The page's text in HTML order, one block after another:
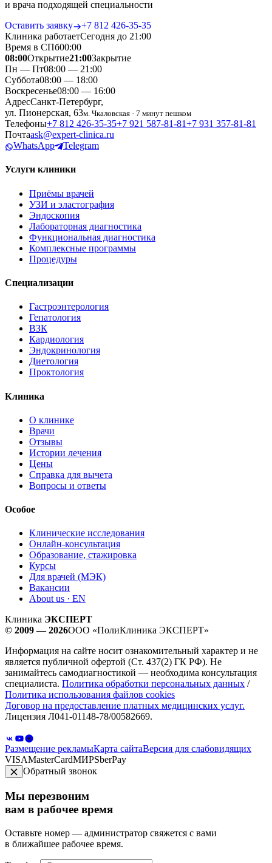
и врача подходящей специальности
Оставить заявку
+7 812 426‑35‑35
Клиника работаетСегодня до 21:00
Время в СПб00:00
08:00Открытие21:00Закрытие
Пн — Пт08:00 — 21:00
Суббота08:00 — 18:00
Воскресенье08:00 — 16:00
АдресСанкт-Петербург,
ул. Пионерская, 63м. Чкаловская · 7 минут пешком
Телефоны+7 812 426‑35‑35+7 921 587‑81‑81+7 931 357‑81‑81
Почтаask@expert-clinica.ru
WhatsApp
Telegram
Услуги клиники
Приёмы врачей
УЗИ и эластография
Эндоскопия
Лабораторная диагностика
Функциональная диагностика
Комплексные программы
Процедуры
Специализации
Гастроэнтерология
Гепатология
ВЗК
Кардиология
Эндокринология
Диетология
Проктология
Клиника
О клинике
Врачи
Отзывы
Истории лечения
Цены
Справка для вычета
Вопросы и ответы
Особое
Клинические исследования
Онлайн-консультация
Образование, стажировка
Курсы
Для врачей (МЭК)
Вакансии
About us · EN
Клиника ЭКСПЕРТ
© 2009 — 2026ООО «ПолиКлиника ЭКСПЕРТ»
Информация на сайте носит ознакомительный характер и не
является публичной офертой (Ст. 437(2) ГК РФ). Не
занимайтесь самодиагностикой — необходима консультация
специалиста. Политика обработки персональных данных /
Политика использования файлов cookies
Договор на предоставление платных медицинских услуг.
Лицензия Л041-01148-78/00582669.
Размещение рекламыКарта сайтаВерсия для слабовидящих
VISAMasterCardМИРSberPay
Обратный звонок
Мы перезвоним
вам в рабочее время
Оставьте номер — администратор свяжется с вами
в ближайшее рабочее время.